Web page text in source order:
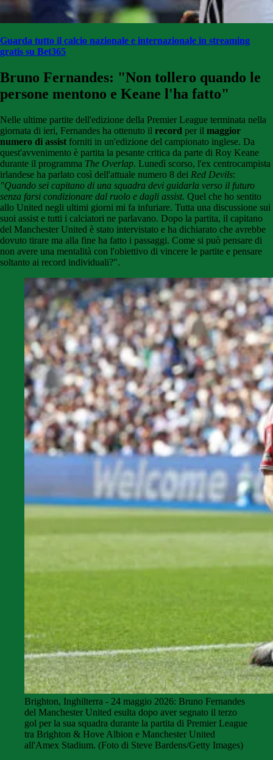
Guarda tutto il calcio nazionale e internazionale in streaming
gratis su Bet365
Bruno Fernandes: "Non tollero quando le
persone mentono e Keane l'ha fatto"
Nelle ultime partite dell'edizione della Premier League terminata nella
giornata di ieri, Fernandes ha ottenuto il record per il maggior
numero di assist forniti in un'edizione del campionato inglese. Da
quest'avvenimento è partita la pesante critica da parte di Roy Keane
durante il programma The Overlap. Lunedì scorso, l'ex centrocampista
irlandese ha parlato così dell'attuale numero 8 dei Red Devils:
"Quando sei capitano di una squadra devi guidarla verso il futuro
senza farsi condizionare dal ruolo e dagli assist. Quel che ho sentito
allo United negli ultimi giorni mi fa infuriare. Tutta una discussione sui
suoi assist e tutti i calciatori ne parlavano. Dopo la partita, il capitano
del Manchester United è stato intervistato e ha dichiarato che avrebbe
dovuto tirare ma alla fine ha fatto i passaggi. Come si può pensare di
non avere una mentalità con l'obiettivo di vincere le partite e pensare
soltanto ai record individuali?".
Brighton, Inghilterra - 24 maggio 2026: Bruno Fernandes
del Manchester United esulta dopo aver segnato il terzo
gol per la sua squadra durante la partita di Premier League
tra Brighton & Hove Albion e Manchester United
all'Amex Stadium. (Foto di Steve Bardens/Getty Images)